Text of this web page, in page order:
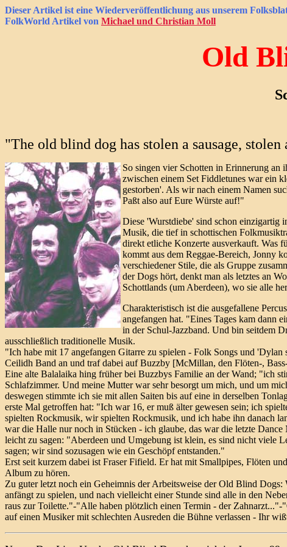
Dieser Artikel ist eine Wiederveröffentlichung aus unserem
FolkWorld Artikel von Michael und Christian Moll
Old
"The old blind dog has stolen a sausage, stolen
So singen vier Schotten in Erinnerung an
zwischen einem Set Fiddletunes war ein
gestorben'. Als wir nach einem Namen
Paßt also auf Eure Würste auf!"
Diese 'Wurstdiebe' sind schon einzigartig
Musik, die tief in schottischen
direkt etliche Konzerte ausverkauft. Was
kommt aus dem Reggae-Bereich, Jonny
verschiedener Stile, die als Gruppe
der Dogs hört, denkt man als letztes an
Schottlands (um Aberdeen), wo sie alle
Charakteristisch ist die ausgefallene
angefangen hat. "Eines Tages kam dann
in der Schul-Jazzband. Und bin seitdem
ausschließlich traditionelle Musik.
"Ich habe mit 17 angefangen Gitarre zu spielen - Folk Songs und
Ceilidh Band an und traf dabei auf Buzzby [McMillan, den Flöten-,
Eine alte Balalaika hing früher bei Buzzbys Familie an der Wand; "ich
Schlafzimmer. Und meine Mutter war sehr besorgt um mich, und um
deswegen stimmte ich sie mit allen Saiten bis auf eine in derselben
erste Mal getroffen hat: "Ich war 16, er muß älter gewesen sein; ich
spielten Rockmusik, wir spielten Rockmusik, und ich habe ihn danach
war die Halle nur noch in Stücken - ich glaube, das war die letzte
leicht zu sagen: "Aberdeen und Umgebung ist klein, es sind nicht viele
sagen; wir sind sozusagen wie ein Geschöpf entstanden."
Erst seit kurzem dabei ist Fraser Fifield. Er hat mit Smallpipes, Flöten
Album zu hören.
Zu guter letzt noch ein Geheimnis der Arbeitsweise der Old Blind
anfängt zu spielen, und nach vielleicht einer Stunde sind alle in den
raus zur Toilette."-"Alle haben plötzlich einen Termin - der
auf einen Musiker mit schlechten Ausreden die Bühne verlassen - Ihr